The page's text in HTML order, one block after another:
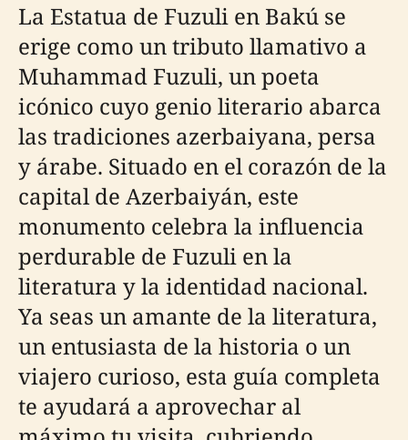
La Estatua de Fuzuli en Bakú se
erige como un tributo llamativo a
Muhammad Fuzuli, un poeta
icónico cuyo genio literario abarca
las tradiciones azerbaiyana, persa
y árabe. Situado en el corazón de la
capital de Azerbaiyán, este
monumento celebra la influencia
perdurable de Fuzuli en la
literatura y la identidad nacional.
Ya seas un amante de la literatura,
un entusiasta de la historia o un
viajero curioso, esta guía completa
te ayudará a aprovechar al